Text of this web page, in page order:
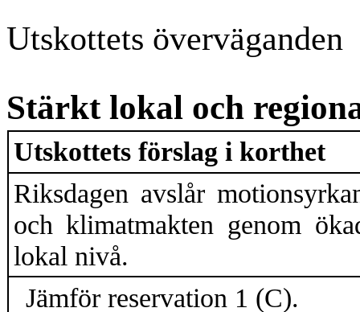
Utskottets överväganden
Stärkt lokal och
Utskottets förslag i korthet
Riksdagen avslår
och klimatmakten genom
lokal nivå.
Jämför reservation 1 (C).